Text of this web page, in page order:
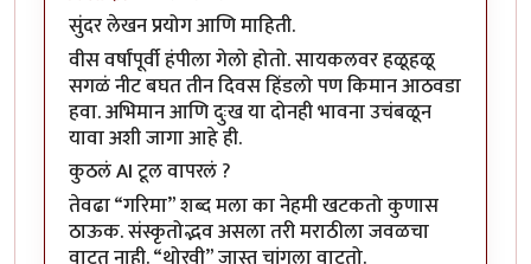
सुंदर लेखन प्रयोग आणि माहिती.
वीस वर्षांपूर्वी हंपीला गेलो होतो. सायकलवर हळूहळू
सगळं नीट बघत तीन दिवस हिंडलो पण किमान आठवडा
हवा. अभिमान आणि दुःख या दोनही भावना उचंबळून
यावा अशी जागा आहे ही.
कुठलं AI टूल वापरलं ?
तेवढा “गरिमा” शब्द मला का नेहमी खटकतो कुणास
ठाऊक. संस्कृतोद्भव असला तरी मराठीला जवळचा